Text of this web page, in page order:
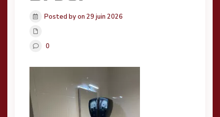
Posted by on 29 juin 2026
0